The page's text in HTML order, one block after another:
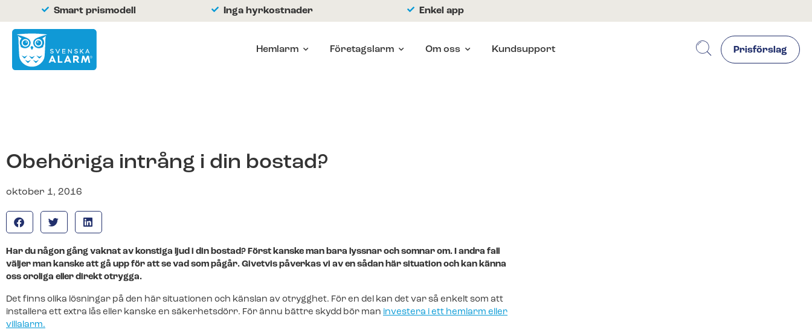
Smart prismodell Inga hyrkostnader Enkel app
Hemlarm Företagslarm Om oss Kundsupport Prisförslag
Hemlarm
Obehöriga intrång i din bostad?
oktober 1, 2016
Har du någon gång vaknat av konstiga ljud i din bostad? Först kanske man bara lyssnar och somnar om. I andra fall
väljer man kanske att gå upp för att se vad som pågår. Givetvis påverkas vi av en sådan här situation och kan känna
oss oroliga eller direkt otrygga.
Det finns olika lösningar på den här situationen och känslan av otrygghet. För en del kan det var så enkelt som att
installera ett extra lås eller kanske en säkerhetsdörr. För ännu bättre skydd bör man investera i ett hemlarm eller
villalarm.